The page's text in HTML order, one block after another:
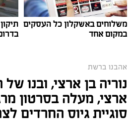
משלוחים באשקלון כל העסקים
במקום אחד
אהבנו ברשת
נוריה בן ארצי, ובנו של
ארצי, מעלה בסרטון
סוגיית גיוס החרדים